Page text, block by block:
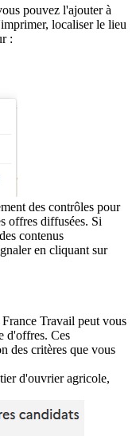
pouvez l'ajouter à
localiser le lieu
:
des contrôles pour
offres diffusées. Si
contenus
en cliquant sur
Travail peut vous
d'offres. Ces
des critères que vous
d'ouvrier agricole,